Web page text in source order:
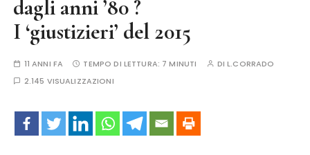
dagli anni ’80 ?
I ‘giustizieri’ del 2015
11 ANNI FA TEMPO DI LETTURA: 7 MINUTI DIL.CORRADO
2.145 VISUALIZZAZIONI